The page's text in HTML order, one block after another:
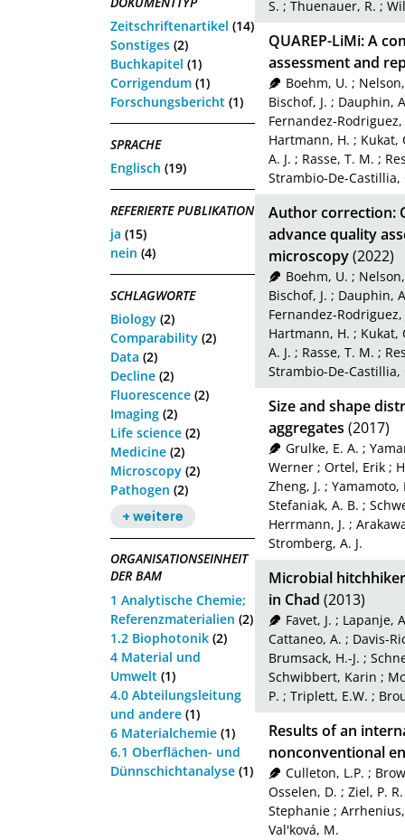
Zeitschriftenartikel (14)
Sonstiges (2)
Buchkapitel (1)
Corrigendum (1)
Forschungsbericht (1)
SPRACHE
Englisch (19)
REFERIERTE PUBLIKATION
ja (15)
nein (4)
SCHLAGWORTE
Biology (2)
Comparability (2)
Data (2)
Decline (2)
Fluorescence (2)
Imaging (2)
Life science (2)
Medicine (2)
Microscopy (2)
Pathogen (2)
+ weitere
ORGANISATIONSEINHEIT
DER BAM
1 Analytische Chemie;
Referenzmaterialien (2)
1.2 Biophotonik (2)
4 Material und
Umwelt (1)
4.0 Abteilungsleitung
und andere (1)
6 Materialchemie (1)
6.1 Oberflächen- und
Dünnschichtanalyse (1)
S. ; Thuenauer, R. ;
QUAREP-LiMi: A
assessment and
Boehm, U. ;
Bischof, J. ; Dauphin,
Fernandez-Rodriguez,
Hartmann, H. ; Kukat,
A. J. ; Rasse, T. M. ;
Strambio-De-Castillia,
Author correction:
advance quality
microscopy(2022)
Boehm, U. ;
Bischof, J. ; Dauphin,
Fernandez-Rodriguez,
Hartmann, H. ; Kukat,
A. J. ; Rasse, T. M. ;
Strambio-De-Castillia,
Size and shape
aggregates (2017)
Grulke, E. A. ;
Werner ; Ortel, Erik ;
Zheng, J. ; Yamamoto,
Stefaniak, A. B. ;
Herrmann, J. ;
Stromberg, A. J.
Microbial
in Chad (2013)
Favet, J. ; Lapanje,
Cattaneo, A. ; Davis-
Brumsack, H.-J. ;
Schwibbert, Karin ;
P. ; Triplett, E.W. ;
Results of an
nonconventional
Culleton, L.P. ;
Osselen, D. ; Ziel, P. R.
Stephanie ;
Val'ková, M.